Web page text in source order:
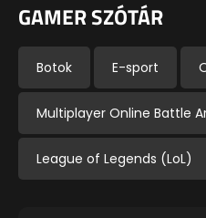
GAMER SZÓTÁR
Botok E-sport
Multiplayer Online Battle
League of Legends (LoL)